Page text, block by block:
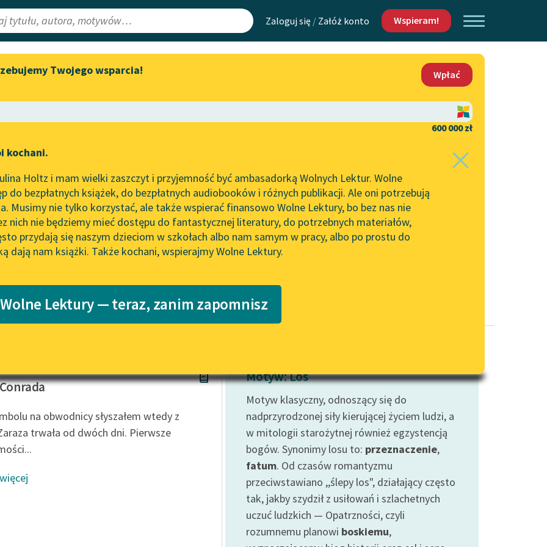
Zaloguj się / Załóż konto Wspieram!
Lektury
redakcyjne
Aktualności
Spotkanie z Katarzyną Tunkiel
do słuchania na Wolnych
Lekturach
Nowy audiobook – „Marzenie
o Oriencie” Sophie Elkan
Kolekcja Nadwyraz.com x
Wolne Lektury – idealna na
niepełnosprawnościami
literatury do słuchania dla
uczennic i uczniów z
niepełnosprawnościami
Mapa Wolnych Lektur
Leśmianator
API
OAI-PMH
Widget Wolnych Lektur
Katalog
Katalog w formacie PDF
Kontakt
O projekcie
Zasady wykorzystania
Wolnych Lektur
Logotypy
Materiały promocyjne
wrażliwych
Deklaracja dostępności
Twojego wsparcia!
Wpłać
600 000 zł
kochani.
Holtz i mam wielki zaszczyt i przyjemność być ambasadorką Wolnych Lektur. Wolne
do bezpłatnych książek, do bezpłatnych audiobooków i różnych publikacji. Ale oni potrzebują
Musimy nie tylko korzystać, ale także wspierać finansowo Wolne Lektury, bo bez nas nie
nich nie będziemy mieć dostępu do fantastycznej literatury, do potrzebnych materiałów,
przydają się naszym dzieciom w szkołach albo nam samym w pracy, albo po prostu do
dają nam książki. Także kochani, wspierajmy Wolne Lektury.
Lektury — teraz, zanim zapomnisz
Orliński✖ Epika✖
na obwodnicy słyszałem wtedy z
trwała od dwóch dni. Pierwsze
Motyw: Los
Motyw klasyczny, odnoszący się do
nadprzyrodzonej siły kierującej życiem ludzi, a
w mitologii starożytnej również egzystencją
bogów. Synonimy losu to: przeznaczenie,
fatum. Od czasów romantyzmu
przeciwstawiano ,,ślepy los", działający często
tak, jakby szydził z usiłowań i szlachetnych
uczuć ludzkich — Opatrzności, czyli
rozumnemu planowi boskiemu,